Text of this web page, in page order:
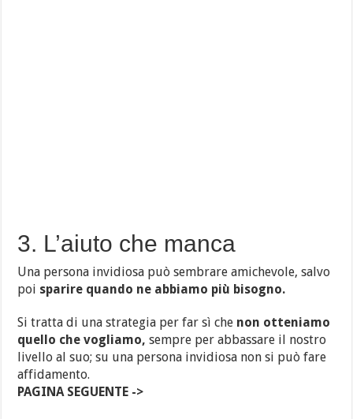
3. L’aiuto che manca
Una persona invidiosa può sembrare amichevole, salvo
poi sparire quando ne abbiamo più bisogno.
Si tratta di una strategia per far sì che non otteniamo
quello che vogliamo,sempre per abbassare il nostro
livello al suo; su una persona invidiosa non si può fare
affidamento.
PAGINA SEGUENTE ->